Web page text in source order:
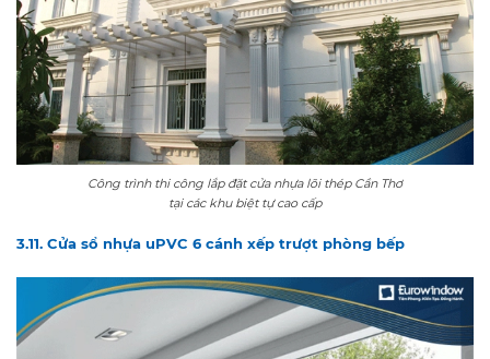
Công trình thi công lắp đặt cửa nhựa lõi thép Cần Thơ
tại các khu biệt tự cao cấp
3.11. Cửa sổ nhựa uPVC 6 cánh xếp trượt phòng bếp